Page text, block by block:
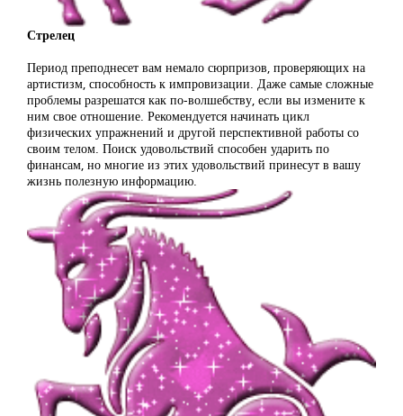
Стрелец
Период преподнесет вам немало сюрпризов, проверяющих на
артистизм, способность к импровизации. Даже самые сложные
проблемы разрешатся как по-волшебству, если вы измените к
ним свое отношение. Рекомендуется начинать цикл
физических упражнений и другой перспективной работы со
своим телом. Поиск удовольствий способен ударить по
финансам, но многие из этих удовольствий принесут в вашу
жизнь полезную информацию.